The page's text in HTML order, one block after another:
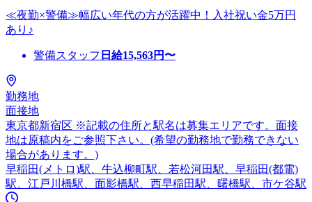
≪夜勤×警備≫幅広い年代の方が活躍中！入社祝い金5万円
あり♪
警備スタッフ 日給15,563円〜
勤務地
面接地
東京都新宿区 ※記載の住所と駅名は募集エリアです。面接
地は原稿内をご参照下さい。(希望の勤務地で勤務できない
場合があります。)
早稲田(メトロ)駅、牛込柳町駅、若松河田駅、早稲田(都電)
駅、江戸川橋駅、面影橋駅、西早稲田駅、曙橋駅、市ケ谷駅